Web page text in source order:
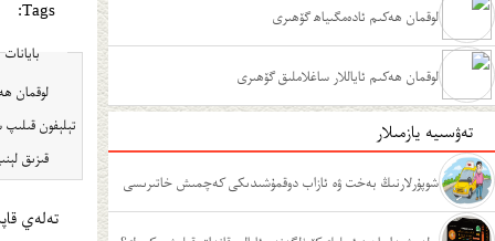
لوقمان ھەكىم ئادەمگىياھ گۆھىرى
لوقمان ھەكىم ئاياللار ساغلاملىق گۆھىرى
تەۋسىيە يازمىلار
شوپۇرلارنىڭ بەخت ۋە ئازاب دوقمۇشىدىكى كەچمىش خاتىرىسى
Tags:
بايانات
تېلېفون قىلىپ
قىزىق لېنىيە تېلېفون
تەلەي